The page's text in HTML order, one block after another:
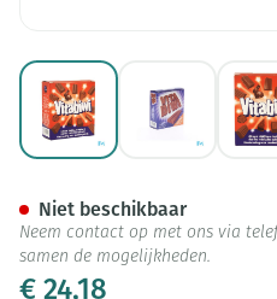
View larger imageView larger
€ 24,18
Niet beschikbaar
Neem contact op met ons via
samen de mogelijkheden.